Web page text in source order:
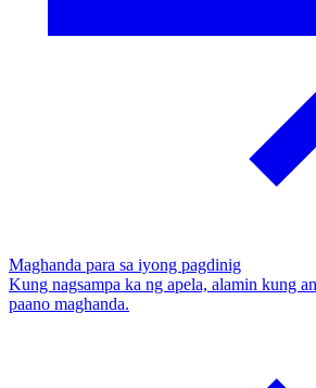
Maghanda para sa iyong pagdinig
Kung nagsampa ka ng apela, alamin kung
paano maghanda.